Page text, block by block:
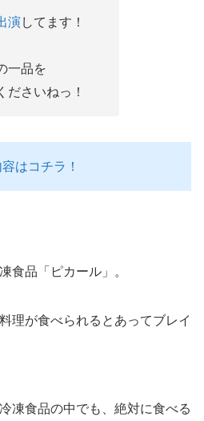
演してます！
一品を
ださいねっ！
はコチラ！
食品「ピカール」。
理が食べられるとあってブレイ
凍食品の中でも、絶対に食べる